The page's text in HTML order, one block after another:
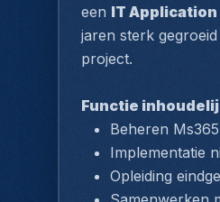
een IT
jaren sterk
project.
Functie
Beheren
Implementatie
Opleiding